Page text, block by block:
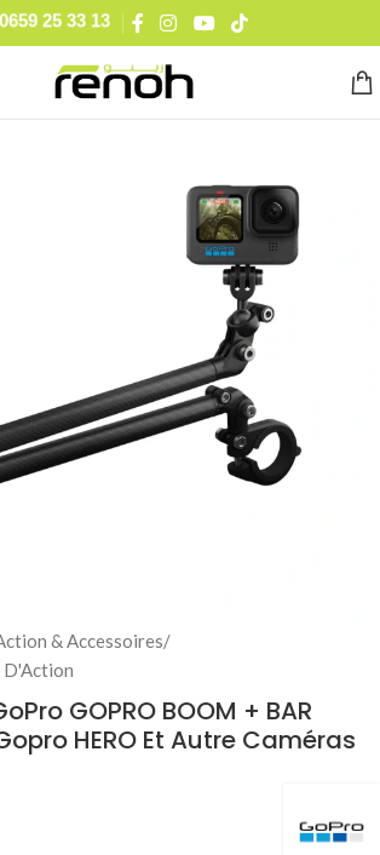
0659 25 33 13
78 74 27
0560 90 52 15
& Accessoires/
D'Action
GOPRO BOOM + BAR
HERO Et Autre Caméras